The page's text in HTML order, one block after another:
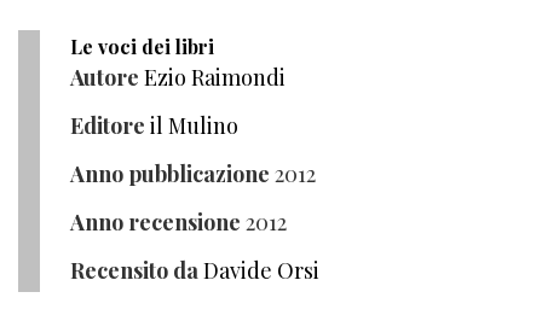
Le voci dei libri
Autore Ezio Raimondi
Editore il Mulino
Anno pubblicazione 2012
Anno recensione 2012
Recensito daDavide Orsi